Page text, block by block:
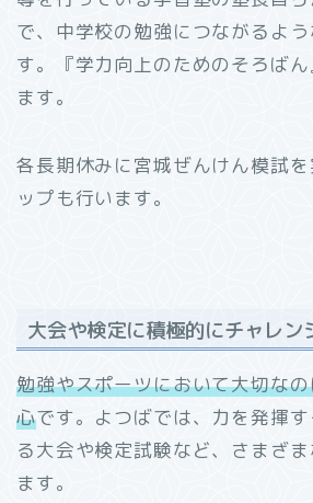
で、中学校の勉強につながるよ
す。『学力向上のためのそろば
ます。
各長期休みに宮城ぜんけん模試
ップも行います。
大会や検定に積極的にチャレン
勉強やスポーツにおいて大切な
心です。よつばでは、力を発揮
る大会や検定試験など、さまざ
ます。